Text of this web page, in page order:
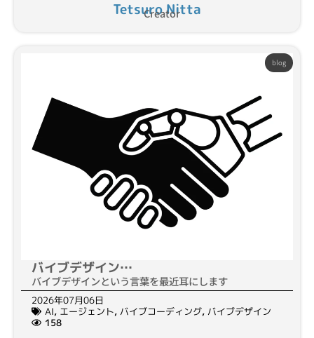
Tetsuro Nitta
Creator
blog
バイブデザイン…
バイブデザインという言葉を最近耳にします
2026年07月06日
AI, エージェント, バイブコーディング, バイブデザイン
158